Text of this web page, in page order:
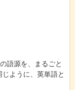
語源を、まるごと
ように、英単語と